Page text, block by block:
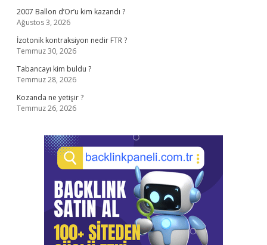
2007 Ballon d’Or’u kim kazandı ?
Ağustos 3, 2026
İzotonik kontraksiyon nedir FTR ?
Temmuz 30, 2026
Tabancayı kim buldu ?
Temmuz 28, 2026
Kozanda ne yetişir ?
Temmuz 26, 2026